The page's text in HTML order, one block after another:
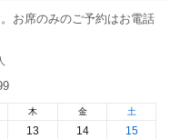
お席のみのご予約はお電話
木
13
金
14
土
15